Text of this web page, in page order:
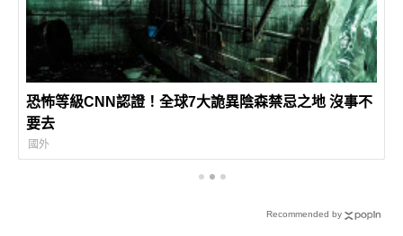
恐怖等級CNN認證！全球7大詭異陰森禁忌之地 沒事不
要去
國外
Recommended by